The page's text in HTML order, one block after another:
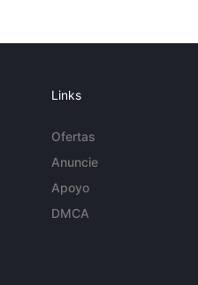
Links
Ofertas
Anuncie
Apoyo
DMCA